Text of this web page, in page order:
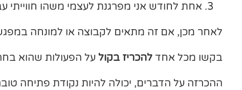
אחת לחודש אני מפרגנת לעצמי משהו חווייתי
לאחר מכן, אם זה מתאים לקבוצה או למונחה
בקשו מכל אחד להכריז בקול על הפעולות שהוא
ההכרזה על הדברים, יכולה להיות נקודת פתיחה